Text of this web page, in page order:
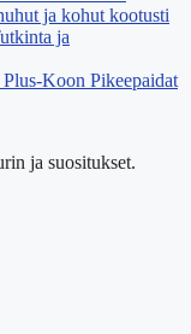
ja kohut kootusti
ja
Koon Pikeepaidat
ja suositukset.